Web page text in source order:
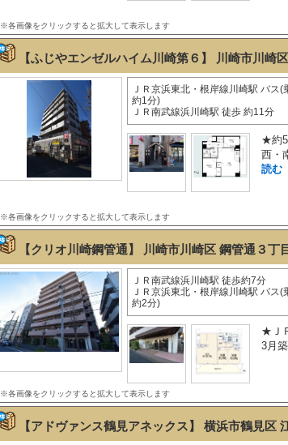
※各画像をクリックすると拡大して表示します
【ふじやエンゼルハイム川崎第６】 川崎市川崎
ＪＲ京浜東北・根岸線川崎駅 バス(
約1分)
ＪＲ南武線浜川崎駅 徒歩 約11分
★約
西・
読む
※各画像をクリックすると拡大して表示します
【クリオ川崎鋼管通】 川崎市川崎区 鋼管通３丁
ＪＲ南武線浜川崎駅 徒歩約7分
ＪＲ京浜東北・根岸線川崎駅 バス(
約2分)
★Ｊ
3月
※各画像をクリックすると拡大して表示します
【アドヴァンス鶴見アネックス】 横浜市鶴見区